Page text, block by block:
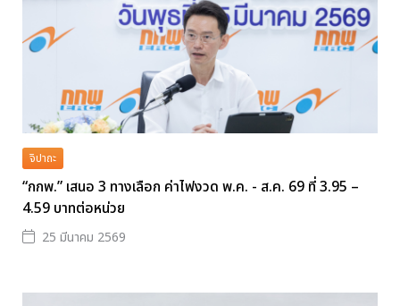
จิปาถะ
“กกพ.” เสนอ 3 ทางเลือก ค่าไฟงวด พ.ค. - ส.ค. 69 ที่ 3.95 –
4.59 บาทต่อหน่วย
25 มีนาคม 2569